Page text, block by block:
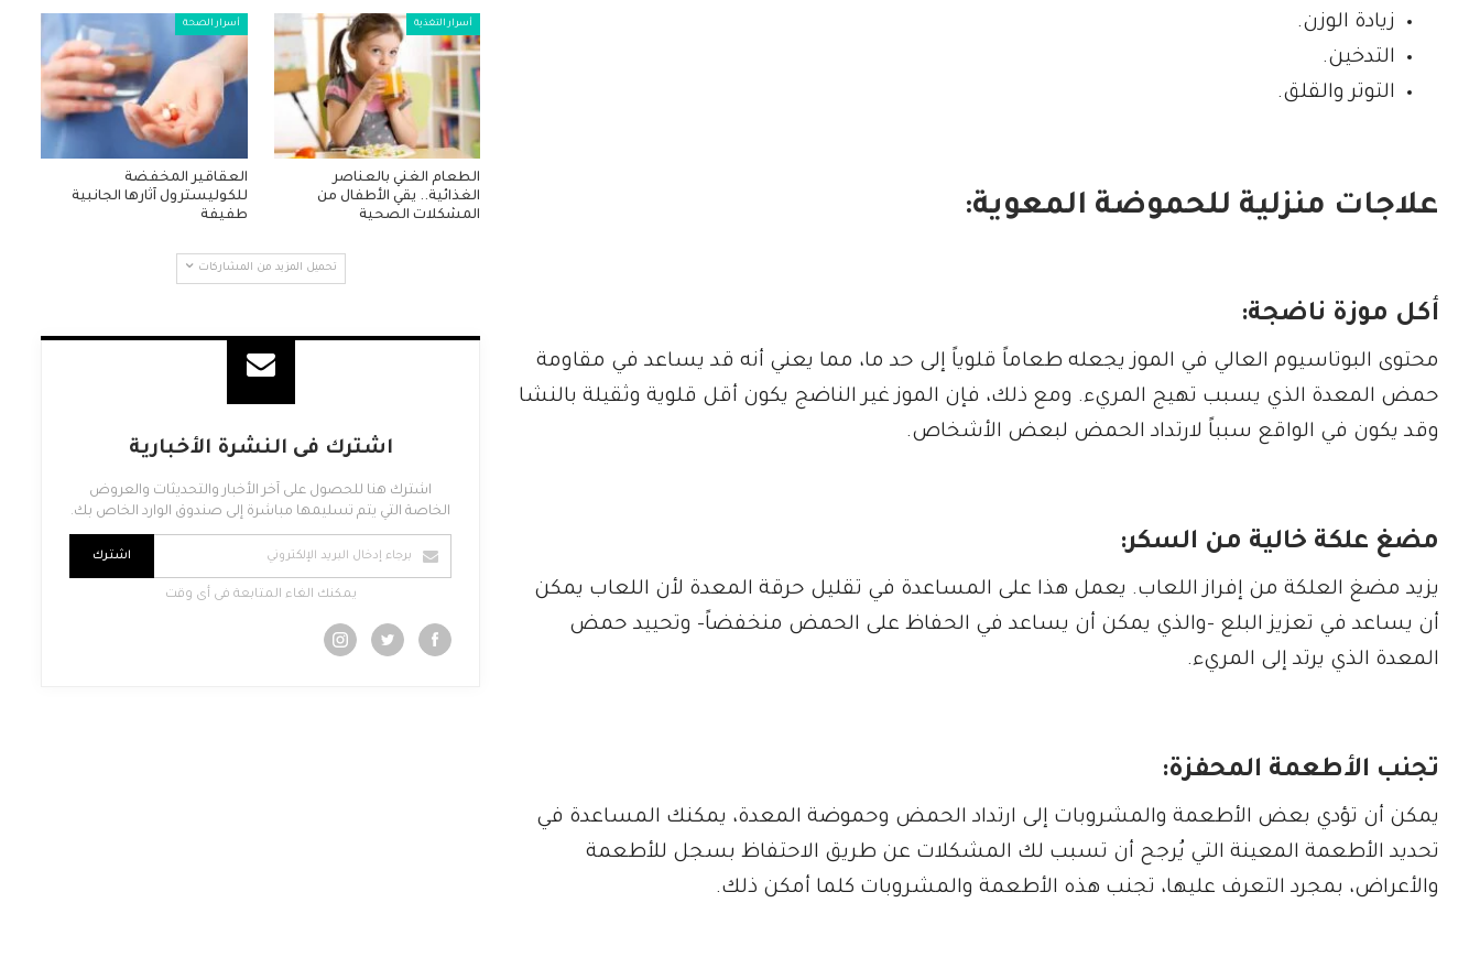
زيادة الوزن.
التدخين.
التوتر والقلق.
علاجات منزلية للحموضة المعوية:
أكل موزة ناضجة:
محتوى البوتاسيوم العالي في الموز يجعله طعاماً قلوياً إلى حد ما، مما يعني أنه قد يساعد في مقاومة
حمض المعدة الذي يسبب تهيج المريء. ومع ذلك، فإن الموز غير الناضج يكون أقل قلوية وثقيلة بالنشا
وقد يكون في الواقع سبباً لارتداد الحمض لبعض الأشخاص.
مضغ علكة خالية من السكر:
يزيد مضغ العلكة من إفراز اللعاب. يعمل هذا على المساعدة في تقليل حرقة المعدة لأن اللعاب يمكن
أن يساعد في تعزيز البلع -والذي يمكن أن يساعد في الحفاظ على الحمض منخفضاً- وتحييد حمض
المعدة الذي يرتد إلى المريء.
تجنب الأطعمة المحفزة:
يمكن أن تؤدي بعض الأطعمة والمشروبات إلى ارتداد الحمض وحموضة المعدة، يمكنك المساعدة في
تحديد الأطعمة المعينة التي يُرجح أن تسبب لك المشكلات عن طريق الاحتفاظ بسجل للأطعمة
والأعراض، بمجرد التعرف عليها، تجنب هذه الأطعمة والمشروبات كلما أمكن ذلك.
أسرار التغذية
الطعام الغني بالعناصر
الغذائية.. يقي الأطفال من
المشكلات الصحية
أسرار الصحة
العقاقير المخفضة
للكوليسترول آثارها الجانبية
طفيفة
تحميل المزيد من المشاركات
اشترك فى النشرة الأخبارية
اشترك هنا للحصول على آخر الأخبار والتحديثات والعروض
الخاصة التي يتم تسليمها مباشرة إلى صندوق الوارد الخاص بك.
اشترك
يمكنك الغاء المتابعة فى أى وقت